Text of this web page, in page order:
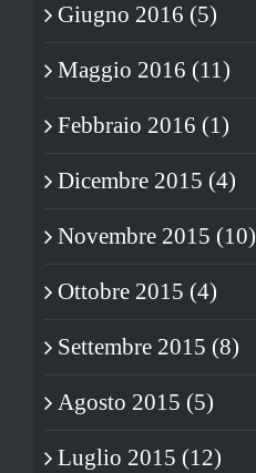
Giugno 2016 (5)
Maggio 2016 (11)
Febbraio 2016 (1)
Dicembre 2015 (4)
Novembre 2015 (10)
Ottobre 2015 (4)
Settembre 2015 (8)
Agosto 2015 (5)
Luglio 2015 (12)